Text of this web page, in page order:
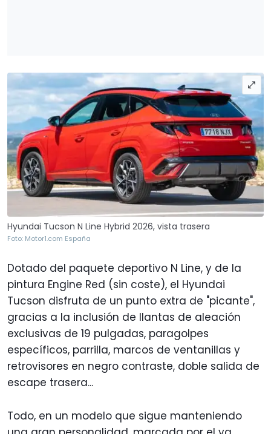
Hyundai Tucson N Line Hybrid 2026, vista trasera
Foto: Motor1.com España
Dotado del paquete deportivo N Line, y de la
pintura Engine Red (sin coste), el Hyundai
Tucson disfruta de un punto extra de "picante",
gracias a la inclusión de llantas de aleación
exclusivas de 19 pulgadas, paragolpes
específicos, parrilla, marcos de ventanillas y
retrovisores en negro contraste, doble salida de
escape trasera...
Todo, en un modelo que sigue manteniendo